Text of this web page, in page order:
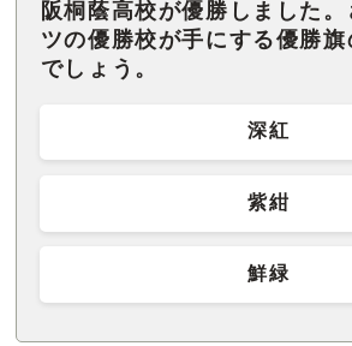
阪桐蔭高校が優勝しました
ツの優勝校が手にする優勝
でしょう。
深紅
紫紺
鮮緑